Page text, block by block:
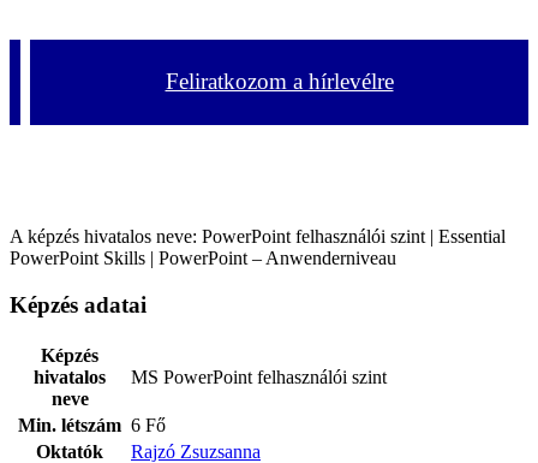
Feliratkozom a hírlevélre
A képzés hivatalos neve: PowerPoint felhasználói szint | Essential
PowerPoint Skills | PowerPoint – Anwenderniveau
Képzés adatai
Képzés
hivatalos
neve
MS PowerPoint felhasználói szint
Min. létszám 6 Fő
Oktatók
Rajzó Zsuzsanna